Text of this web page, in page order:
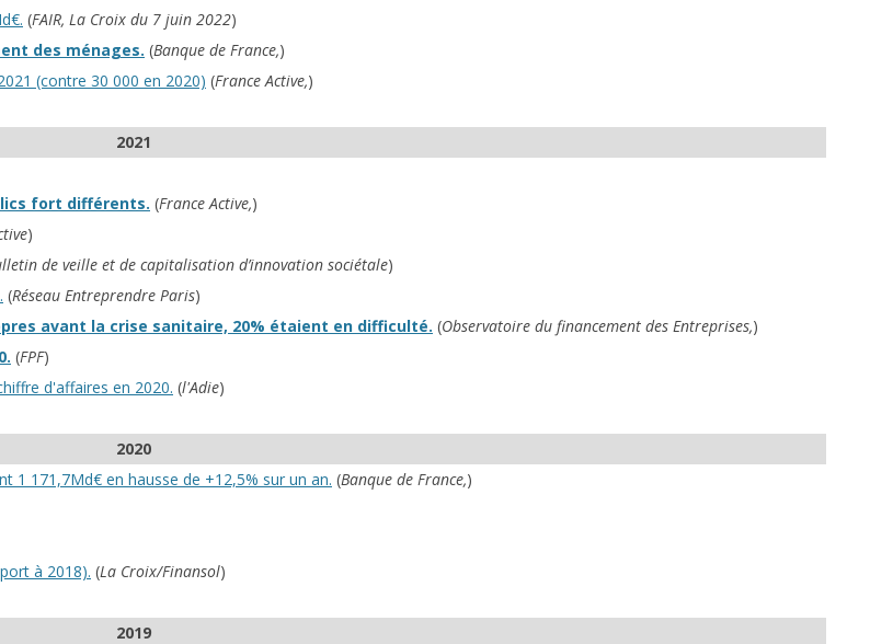
(FAIR, La Croix du 7 juin 2022)
des ménages. (Banque de France,)
(contre 30 000 en 2020) (France Active,)
2021
fort différents. (France Active,)
)
de veille et de capitalisation d’innovation sociétale)
(Réseau Entreprendre Paris)
avant la crise sanitaire, 20% étaient en difficulté. (Observatoire du financement des Entreprises,)
(FPF)
d'affaires en 2020. (l'Adie)
2020
1 171,7Md€ en hausse de +12,5% sur un an. (Banque de France,)
à 2018). (La Croix/Finansol)
2019